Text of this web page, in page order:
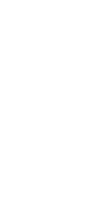
die dem
mit
im Sinne des
der
für einen
von mehr als 16
untertägigen
mit Anlagen,
Erweiterung und
von